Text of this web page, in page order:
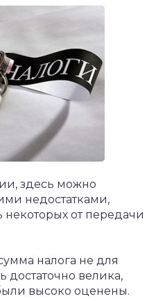
здесь можно
недостатками,
некоторых от передачи
налога не для
достаточно велика,
высоко оценены.